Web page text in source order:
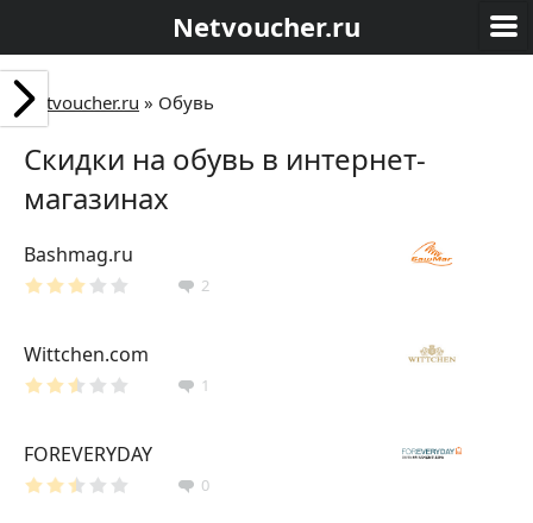
Netvoucher.ru
Netvoucher.ru » Обувь
Скидки на обувь в интернет-
магазинах
Bashmag.ru
2
Wittchen.com
1
FOREVERYDAY
0